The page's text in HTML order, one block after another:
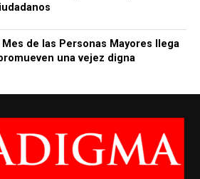
de las Personas Mayores llega
una vejez digna